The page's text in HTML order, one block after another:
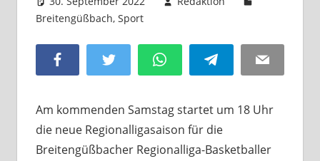
Breitengüßbach, Sport
Facebook Twitter WhatsAppTelegram Email
Am kommenden Samstag startet um 18 Uhr
die neue Regionalligasaison für die
Breitengüßbacher Regionalliga-Basketballer